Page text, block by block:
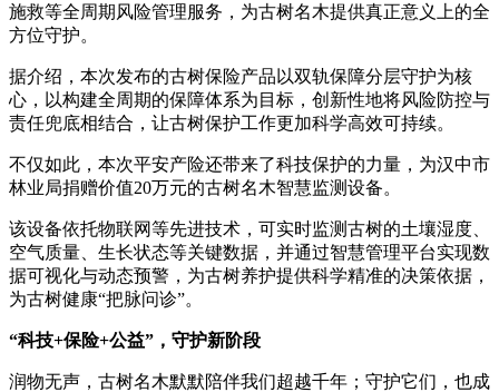
施救等全周期风险管理服务，为古树名木提供真正意义上的全
方位守护。
据介绍，本次发布的古树保险产品以双轨保障分层守护为核
心，以构建全周期的保障体系为目标，创新性地将风险防控与
责任兜底相结合，让古树保护工作更加科学高效可持续。
不仅如此，本次平安产险还带来了科技保护的力量，为汉中市
林业局捐赠价值20万元的古树名木智慧监测设备。
该设备依托物联网等先进技术，可实时监测古树的土壤湿度、
空气质量、生长状态等关键数据，并通过智慧管理平台实现数
据可视化与动态预警，为古树养护提供科学精准的决策依据，
为古树健康“把脉问诊”。
“科技+保险+公益”，守护新阶段
润物无声，古树名木默默陪伴我们超越千年；守护它们，也成